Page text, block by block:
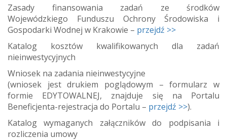
Zasady finansowania zadań ze środków
Wojewódzkiego Funduszu Ochrony Środowiska i
Gospodarki Wodnej w Krakowie – przejdź >>
Katalog kosztów kwalifikowanych dla zadań
nieinwestycyjnych
Wniosek na zadania nieinwestycyjne
(wniosek jest drukiem poglądowym – formularz w
formie EDYTOWALNEJ, znajduje się na Portalu
Beneficjenta-rejestracja do Portalu – przejdź >>).
Katalog wymaganych załączników do podpisania i
rozliczenia umowy